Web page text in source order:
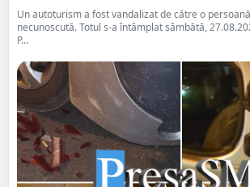
Un autoturism a fost vandalizat de către o
necunoscută. Totul s-a întâmplat sâmbătă,
P...